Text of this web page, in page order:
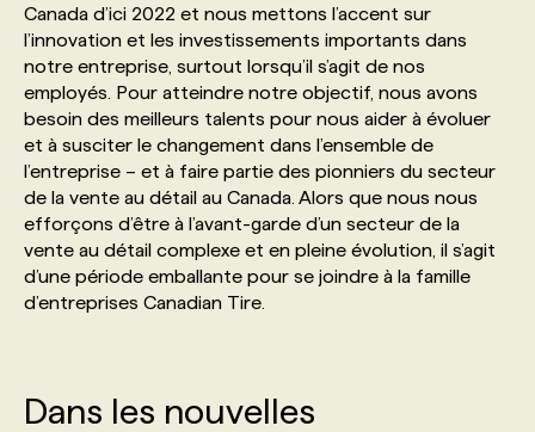
NOS TARIFS
PROGRAMMES DE SUBVENTIONS
FAQ
ANNONCEZ AVEC NOUS
ANNONCEZ AVEC NOUS
Canada d’ici 2022 et nous mettons l’accent sur
l’innovation et les investissements importants dans
notre entreprise, surtout lorsqu’il s’agit de nos
employés. Pour atteindre notre objectif, nous avons
besoin des meilleurs talents pour nous aider à évoluer
et à susciter le changement dans l’ensemble de
l’entreprise – et à faire partie des pionniers du secteur
de la vente au détail au Canada. Alors que nous nous
efforçons d’être à l’avant-garde d’un secteur de la
vente au détail complexe et en pleine évolution, il s’agit
d’une période emballante pour se joindre à la famille
d’entreprises Canadian Tire.
Dans les nouvelles